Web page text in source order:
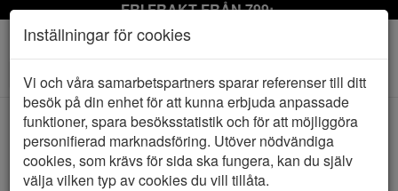
FRI FRAKT FRÅN 799:-
Toggle
navigation
HEM PUCCINI
Inställningar för cookies
Vi och våra samarbetspartners sparar referenser till ditt
besök på din enhet för att kunna erbjuda anpassade
funktioner, spara besöksstatistik och för att möjliggöra
personifierad marknadsföring. Utöver nödvändiga
cookies, som krävs för sida ska fungera, kan du själv
välja vilken typ av cookies du vill tillåta.